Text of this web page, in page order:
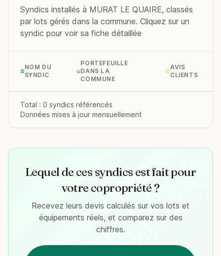
Syndics installés à MURAT LE QUAIRE, classés
par lots gérés dans la commune. Cliquez sur un
syndic pour voir sa fiche détaillée
NOM DU
SYNDIC
PORTEFEUILLE
DANS LA
COMMUNE
AVIS
CLIENTS
Total : 0 syndics référencés
Données mises à jour mensuellement
Lequel de ces syndics est fait pour
votre copropriété ?
Recevez leurs devis calculés sur vos lots et
équipements réels, et comparez sur des
chiffres.